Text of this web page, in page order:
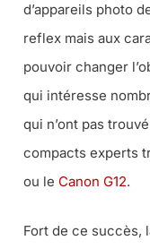
d’appareils photo
reflex mais aux
pouvoir changer
qui intéresse
qui n’ont pas
compacts experts
ou le Canon G12.
Fort de ce succès,